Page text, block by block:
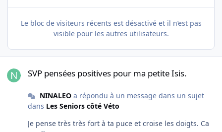
Le bloc de visiteurs récents est désactivé et il n’est pas
visible pour les autres utilisateurs.
SVP pensées positives pour ma petite Isis.
NINALEOa répondu à un message dans un sujet
dans Les Seniors côté Véto
Je pense très très fort à ta puce et croise les doigts. Ca